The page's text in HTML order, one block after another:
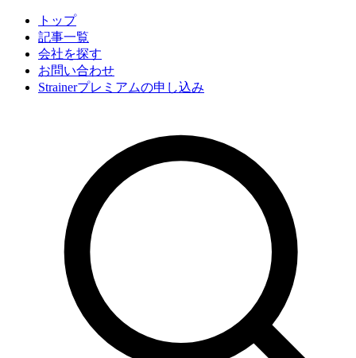
トップ
記事一覧
会社を探す
お問い合わせ
Strainerプレミアムの申し込み